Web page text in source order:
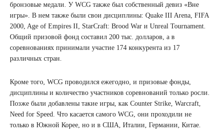
бронзовые медали. У WCG также был собственный девиз «Вне
игры». В нем также были свои дисциплины: Quake III Arena, FIFA
2000, Age of Empires II, StarCraft: Brood War и Unreal Tournament.
Общий призовой фонд составил 200 тыс. долларов, а в
соревнованиях принимали участие 174 конкурента из 17
различных стран.
Кроме того, WCG проводился ежегодно, и призовые фонды,
дисциплины и количество участников соревнований только росли.
Позже были добавлены такие игры, как Counter Strike, Warcraft,
Need for Speed. Что касается самого WCG, они проходили не
только в Южной Корее, но и в США, Италии, Германии, Китае.